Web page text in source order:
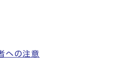
への注意